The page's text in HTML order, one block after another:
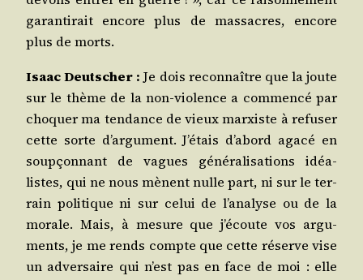
garan­ti­rait encore plus de mas­sacres, encore
plus de morts.
Isaac Deut­scher : Je dois recon­naître que la joute
sur le thème de la non-vio­lence a com­men­cé par
cho­quer ma ten­dance de vieux mar­xiste à refu­ser
cette sorte d’argument. J’étais d’abord aga­cé en
soup­çon­nant de vagues géné­ra­li­sa­tions idéa­
listes, qui ne nous mènent nulle part, ni sur le ter­
rain poli­tique ni sur celui de l’analyse ou de la
morale. Mais, à mesure que j’écoute vos argu­
ments, je me rends compte que cette réserve vise
un adver­saire qui n’est pas en face de moi : elle